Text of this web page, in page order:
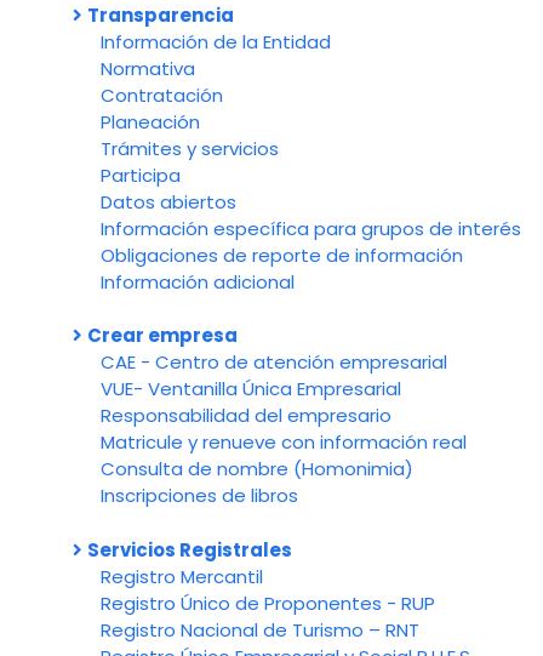
Transparencia
Información de la Entidad
Normativa
Contratación
Planeación
Trámites y servicios
Participa
Datos abiertos
Información específica para grupos de interés
Obligaciones de reporte de información
Información adicional
Crear empresa
CAE - Centro de atención empresarial
VUE- Ventanilla Única Empresarial
Responsabilidad del empresario
Matricule y renueve con información real
Consulta de nombre (Homonimia)
Inscripciones de libros
Servicios Registrales
Registro Mercantil
Registro Único de Proponentes - RUP
Registro Nacional de Turismo – RNT